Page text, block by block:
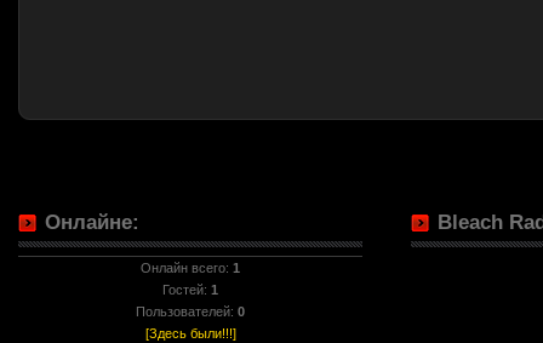
Онлайне:
Онлайн всего: 1
Гостей: 1
Пользователей: 0
[Здесь были!!!]
Bleach